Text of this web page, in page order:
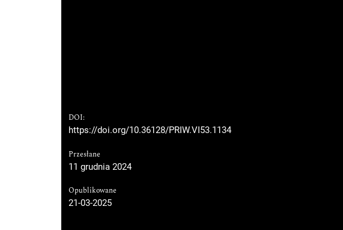
DOI:
https://doi.org/10.36128/PRIW.VI53.1134
Przesłane
11 grudnia 2024
Opublikowane
21-03-2025